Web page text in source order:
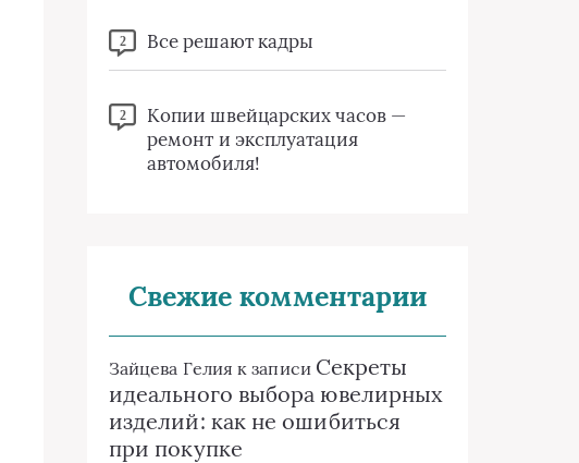
2 Все решают кадры
2
Копии швейцарских часов —
ремонт и эксплуатация
автомобиля!
Свежие комментарии
Зайцева Гелия к записи Секреты
идеального выбора ювелирных
изделий: как не ошибиться
при покупке